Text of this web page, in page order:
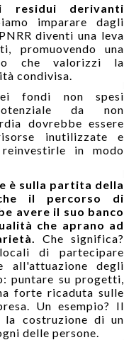
residui derivanti
imparare dagli
diventi una leva
promuovendo una
che valorizzi la
condivisa.
fondi non spesi
da non
dovrebbe essere
inutilizzate e
in modo
è sulla partita della
il percorso di
avere il suo banco
che aprano ad
Che significa?
di partecipare
all'attuazione degli
puntare su progetti,
forte ricaduta sulle
Un esempio? Il
la costruzione di un
delle persone.